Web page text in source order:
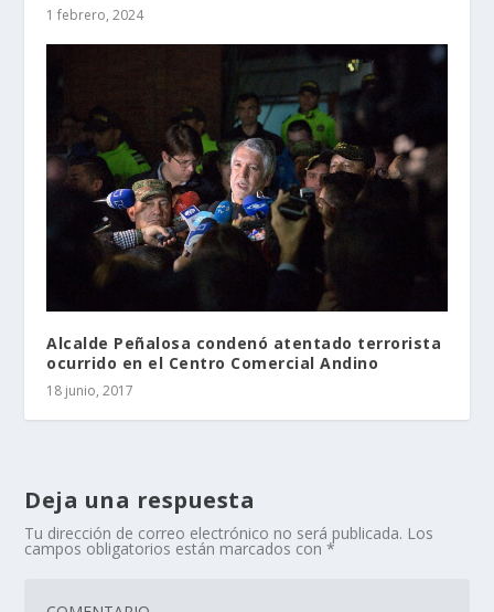
1 febrero, 2024
Alcalde Peñalosa condenó atentado terrorista
ocurrido en el Centro Comercial Andino
18 junio, 2017
Deja una respuesta
Tu dirección de correo electrónico no será publicada. Los
campos obligatorios están marcados con*